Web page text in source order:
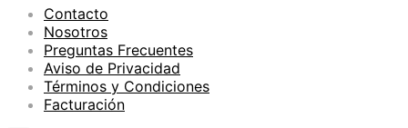
Contacto
Nosotros
Preguntas Frecuentes
Aviso de Privacidad
Términos y Condiciones
Facturación